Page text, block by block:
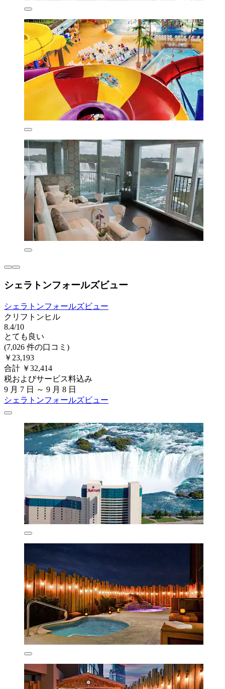
シェラトンフォールズビュー
シェラトンフォールズビュー
クリフトンヒル
8.4/10
とても良い
(7,026 件の口コミ)
￥23,193
合計 ￥32,414
税およびサービス料込み
9 月 7 日 ～ 9 月 8 日
シェラトンフォールズビュー